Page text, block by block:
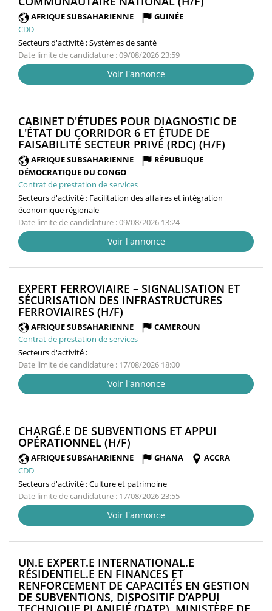
AFRIQUE SUBSAHARIENNE
GUINÉE
CDD
Secteurs d'activité :Systèmes de santé
Date limite de candidature : 09/08/2026 23:59
Voir l'annonce
CABINET D'ÉTUDES POUR DIAGNOSTIC DE
L'ÉTAT DU CORRIDOR 6 ET ÉTUDE DE
FAISABILITÉ SECTEUR PRIVÉ (RDC) (H/F)
AFRIQUE SUBSAHARIENNE
RÉPUBLIQUE
DÉMOCRATIQUE DU CONGO
Contrat de prestation de services
Secteurs d'activité : Facilitation des affaires et intégration
économique régionale
Date limite de candidature : 09/08/2026 13:24
Voir l'annonce
EXPERT FERROVIAIRE – SIGNALISATION ET
SÉCURISATION DES INFRASTRUCTURES
FERROVIAIRES (H/F)
FENÊTRE)
AFRIQUE SUBSAHARIENNE
CAMEROUN
Contrat de prestation de services
Secteurs d'activité :
Date limite de candidature : 17/08/2026 18:00
Voir l'annonce
CHARGÉ.E DE SUBVENTIONS ET APPUI
OPÉRATIONNEL (H/F)
FENÊTRE)
AFRIQUE SUBSAHARIENNE GHANA
ACCRA
CDD
Secteurs d'activité :Culture et patrimoine
Date limite de candidature : 17/08/2026 23:55
Voir l'annonce
UN.E EXPERT.E INTERNATIONAL.E
RÉSIDENTIEL.E EN FINANCES ET
RENFORCEMENT DE CAPACITÉS EN GESTION
DE SUBVENTIONS, DISPOSITIF D’APPUI